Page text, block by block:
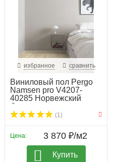
избранное сравнить
Виниловый пол Pergo
Namsen pro V4207-
40285 Норвежский
Све...
(1)
Цена: 3 870 ₽/м2
Купить